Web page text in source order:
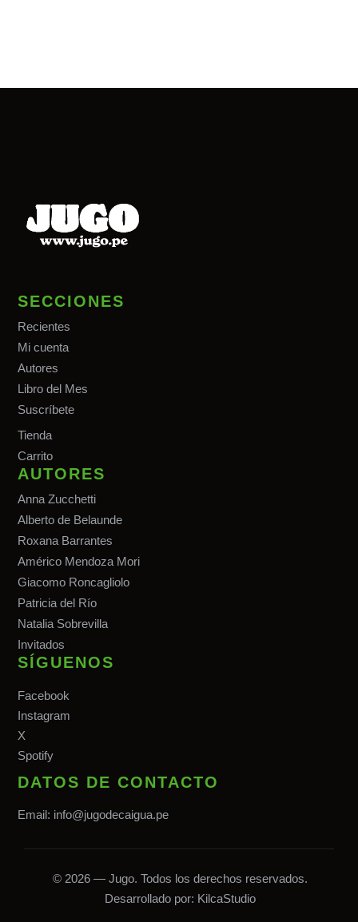
SECCIONES
Recientes
Mi cuenta
Autores
Libro del Mes
Suscríbete
Tienda
Carrito
AUTORES
Anna Zucchetti
Alberto de Belaunde
Roxana Barrantes
Américo Mendoza Mori
Giacomo Roncagliolo
Patricia del Río
Natalia Sobrevilla
Invitados
SÍGUENOS
Facebook
Instagram
X
Spotify
DATOS DE CONTACTO
Email: info@jugodecaigua.pe
© 2026 — Jugo. Todos los derechos reservados.
Desarrollado por: KilcaStudio